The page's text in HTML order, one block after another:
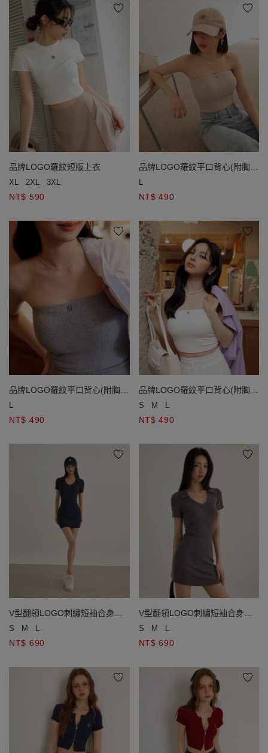
品牌LOGO羅紋短版上衣
XL 2XL 3XL
NT$ 590
品牌LOGO羅紋平口背心(附胸
墊)
NT$ 490
品牌LOGO羅紋平口背心(附胸
墊)
L
NT$ 490
品牌LOGO羅紋平口背心(附胸
墊)
S M L
NT$ 490
V型翻領LOGO刺繡短袖合身短
洋裝
S M L
NT$ 690
V型翻領LOGO刺繡短袖合身短
洋裝
S M L
NT$ 690